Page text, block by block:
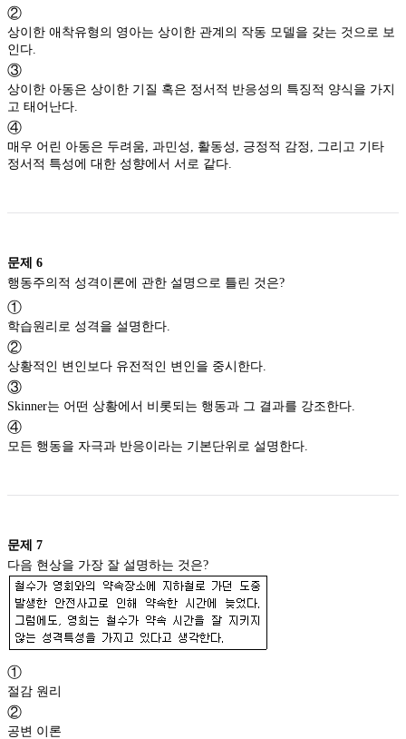
②
상이한 애착유형의 영아는 상이한 관계의 작동 모델을 갖는 것으로 보
인다.
③
상이한 아동은 상이한 기질 혹은 정서적 반응성의 특징적 양식을 가지
고 태어난다.
④
매우 어린 아동은 두려움, 과민성, 활동성, 긍정적 감정, 그리고 기타
정서적 특성에 대한 성향에서 서로 같다.
문제 6
①
학습원리로 성격을 설명한다.
②
상황적인 변인보다 유전적인 변인을 중시한다.
③
Skinner는 어떤 상황에서 비롯되는 행동과 그 결과를 강조한다.
④
모든 행동을 자극과 반응이라는 기본단위로 설명한다.
문제 7
①
절감 원리
②
공변 이론